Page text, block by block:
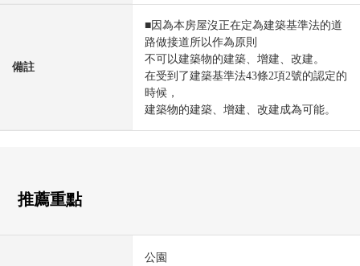
備註
■因為本房屋沒正在定為建築基準法的道
路做接道所以作為原則
不可以建築物的建築、增建、改建。
在受到了建築基準法43條2項2號的認定的
時候，
建築物的建築、增建、改建成為可能。
推薦重點
公園